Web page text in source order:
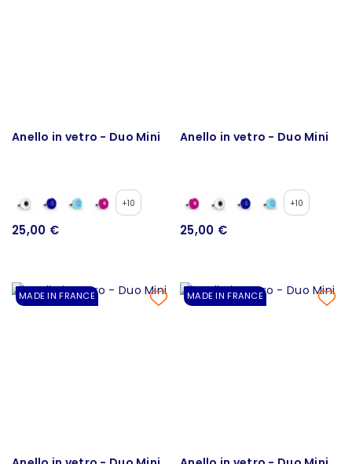
Anello in vetro - Duo Mini
+10
25,00 €
Anello in vetro - Duo Mini
+10
25,00 €
MADE IN FRANCE MADE IN FRANCE